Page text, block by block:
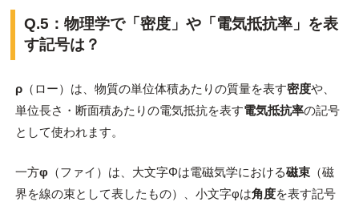
Q.5：物理学で「密度」や「電気抵抗率」を表
す記号は？
ρ（ロー）は、物質の単位体積あたりの質量を表す密度や、
単位長さ・断面積あたりの電気抵抗を表す電気抵抗率の記号
として使われます。
一方φ（ファイ）は、大文字Φは電磁気学における磁束（磁
界を線の束として表したもの）、小文字φは角度を表す記号